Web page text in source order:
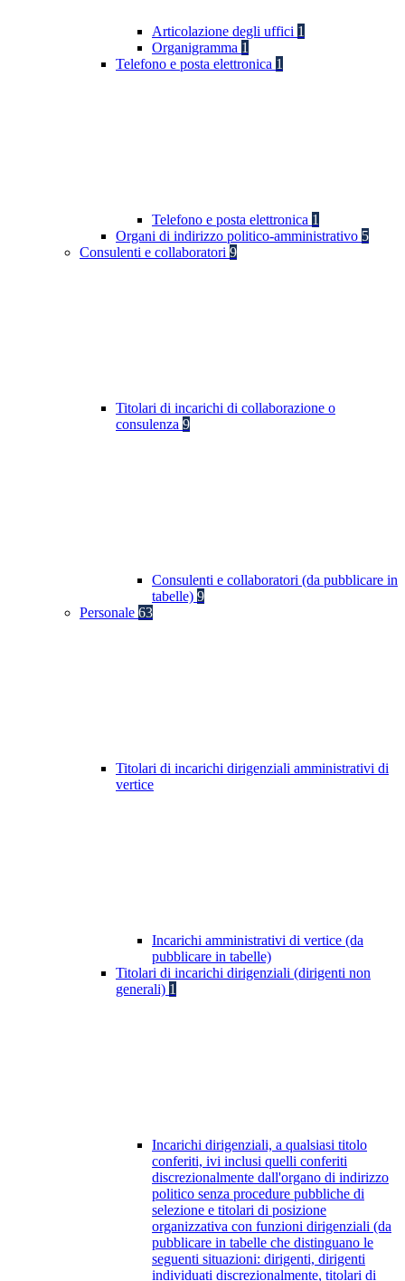
Articolazione degli uffici 1
Organigramma 1
Telefono e posta elettronica 1
Telefono e posta elettronica 1
Organi di indirizzo politico-amministrativo 5
Consulenti e collaboratori 9
Titolari di incarichi di collaborazione o
consulenza 9
Consulenti e collaboratori (da pubblicare in
tabelle) 9
Personale 63
Titolari di incarichi dirigenziali amministrativi di
vertice
Incarichi amministrativi di vertice (da
pubblicare in tabelle)
Titolari di incarichi dirigenziali (dirigenti non
generali) 1
Incarichi dirigenziali, a qualsiasi titolo
conferiti, ivi inclusi quelli conferiti
discrezionalmente dall'organo di indirizzo
politico senza procedure pubbliche di
selezione e titolari di posizione
organizzativa con funzioni dirigenziali (da
pubblicare in tabelle che distinguano le
seguenti situazioni: dirigenti, dirigenti
individuati discrezionalmente, titolari di